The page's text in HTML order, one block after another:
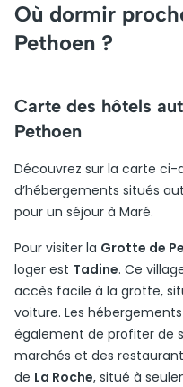
Où dormir
Pethoen ?
Carte des hôtels
Pethoen
Découvrez sur la carte ci-
d’hébergements situés
pour un séjour à Maré.
Pour visiter la Grotte de
loger est Tadine. Ce
accès facile à la grotte,
voiture. Les
également de profiter de
marchés et des
de La Roche, situé à